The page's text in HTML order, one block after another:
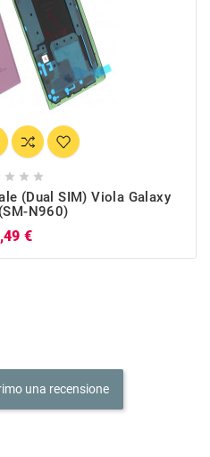
  
(Dual SIM) Viola Galaxy
N960)
€
una recensione